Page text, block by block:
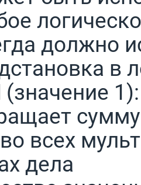
должно
в
(значение 1):
всех
дела